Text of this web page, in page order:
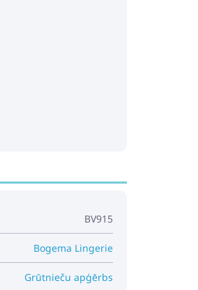
BV915
Bogema Lingerie
Grūtnieču apģērbs